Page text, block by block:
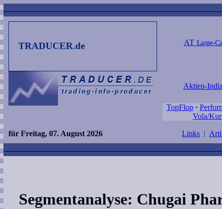
TRADUCER.de AT Large-
Aktien-
TopFlop ·
Vola/
für Freitag, 07. August 2026 Links |
Segmentanalyse: Chugai